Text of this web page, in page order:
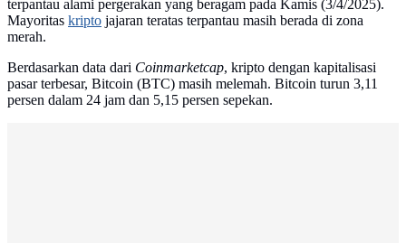
terpantau alami pergerakan yang beragam pada Kamis (3/4/2025).
Mayoritas kripto jajaran teratas terpantau masih berada di zona
merah.
Berdasarkan data dari Coinmarketcap, kripto dengan kapitalisasi
pasar terbesar, Bitcoin (BTC) masih melemah. Bitcoin turun 3,11
persen dalam 24 jam dan 5,15 persen sepekan.